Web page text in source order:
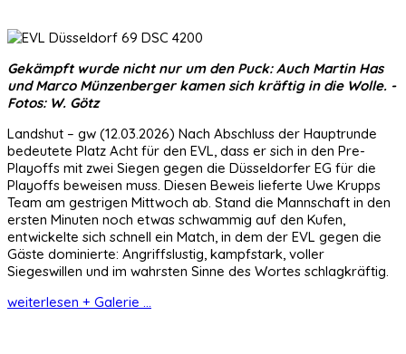
Gekämpft wurde nicht nur um den Puck: Auch Martin Has
und Marco Münzenberger kamen sich kräftig in die Wolle. -
Fotos: W. Götz
Landshut – gw (12.03.2026) Nach Abschluss der Hauptrunde
bedeutete Platz Acht für den EVL, dass er sich in den Pre-
Playoffs mit zwei Siegen gegen die Düsseldorfer EG für die
Playoffs beweisen muss. Diesen Beweis lieferte Uwe Krupps
Team am gestrigen Mittwoch ab. Stand die Mannschaft in den
ersten Minuten noch etwas schwammig auf den Kufen,
entwickelte sich schnell ein Match, in dem der EVL gegen die
Gäste dominierte: Angriffslustig, kampfstark, voller
Siegeswillen und im wahrsten Sinne des Wortes schlagkräftig.
weiterlesen + Galerie ...